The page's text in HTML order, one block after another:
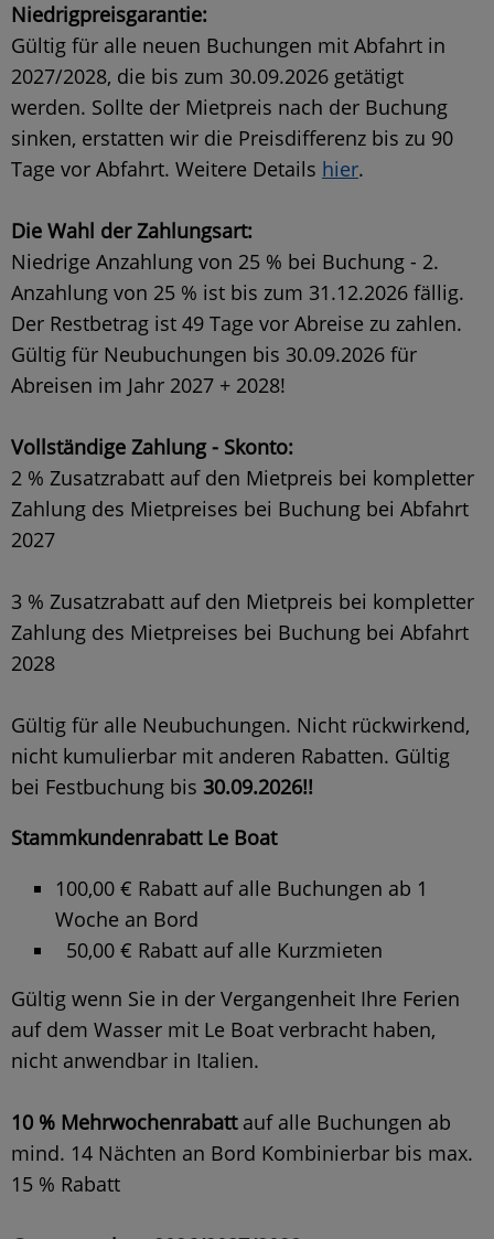
Niedrigpreisgarantie:
Gültig für alle neuen Buchungen mit Abfahrt in
2027/2028, die bis zum 30.09.2026 getätigt
werden. Sollte der Mietpreis nach der Buchung
sinken, erstatten wir die Preisdifferenz bis zu 90
Tage vor Abfahrt. Weitere Details hier.
Die Wahl der Zahlungsart:
Niedrige Anzahlung von 25 % bei Buchung - 2.
Anzahlung von 25 % ist bis zum 31.12.2026 fällig.
Der Restbetrag ist 49 Tage vor Abreise zu zahlen.
Gültig für Neubuchungen bis 30.09.2026 für
Abreisen im Jahr 2027 + 2028!
Vollständige Zahlung - Skonto:
2 % Zusatzrabatt auf den Mietpreis bei kompletter
Zahlung des Mietpreises bei Buchung bei Abfahrt
2027
3 % Zusatzrabatt auf den Mietpreis bei kompletter
Zahlung des Mietpreises bei Buchung bei Abfahrt
2028
Gültig für alle Neubuchungen. Nicht rückwirkend,
nicht kumulierbar mit anderen Rabatten. Gültig
bei Festbuchung bis 30.09.2026!!
Stammkundenrabatt Le Boat
100,00 € Rabatt auf alle Buchungen ab 1
Woche an Bord
50,00 € Rabatt auf alle Kurzmieten
Gültig wenn Sie in der Vergangenheit Ihre Ferien
auf dem Wasser mit Le Boat verbracht haben,
nicht anwendbar in Italien.
10 % Mehrwochenrabattauf alle Buchungen ab
mind. 14 Nächten an Bord Kombinierbar bis max.
15 % Rabatt